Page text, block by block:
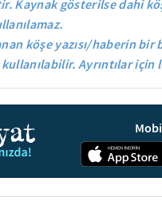
Kaynak gösterilse dahi
köşe yazısı/haberin
Ayrıntılar için